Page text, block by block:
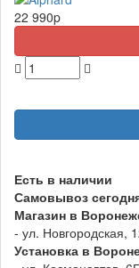
22 990p
Есть в наличии
Самовывоз
Магазин в
- ул. Новгородская,
Установка в